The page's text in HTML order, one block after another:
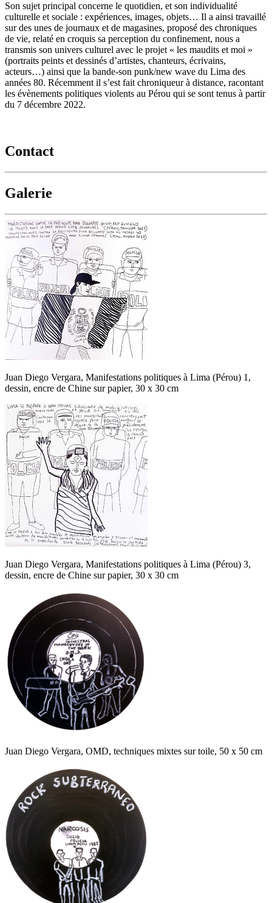
Son sujet principal concerne le quotidien, et son individualité
culturelle et sociale : expériences, images, objets… Il a ainsi travaillé
sur des unes de journaux et de magasines, proposé des chroniques
de vie, relaté en croquis sa perception du confinement, nous a
transmis son univers culturel avec le projet « les maudits et moi »
(portraits peints et dessinés d’artistes, chanteurs, écrivains,
acteurs…) ainsi que la bande-son punk/new wave du Lima des
années 80. Récemment il s’est fait chroniqueur à distance, racontant
les évènements politiques violents au Pérou qui se sont tenus à partir
du 7 décembre 2022.
Contact
Galerie
Juan Diego Vergara, Manifestations politiques à Lima (Pérou) 1,
dessin, encre de Chine sur papier, 30 x 30 cm
Juan Diego Vergara, Manifestations politiques à Lima (Pérou) 3,
dessin, encre de Chine sur papier, 30 x 30 cm
Juan Diego Vergara, OMD, techniques mixtes sur toile, 50 x 50 cm